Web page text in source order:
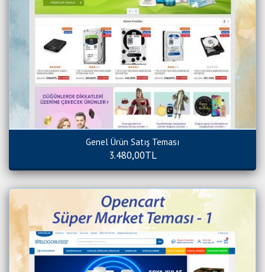
Genel Ürün Satış Teması
3.480,00TL